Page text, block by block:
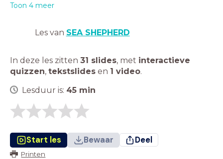
Toon 4 meer
Les van SEA SHEPHERD
In deze les zitten 31 slides, met interactieve
quizzen, tekstslides en 1 video.
Lesduur is: 45 min
Start les Bewaar Deel
Printen